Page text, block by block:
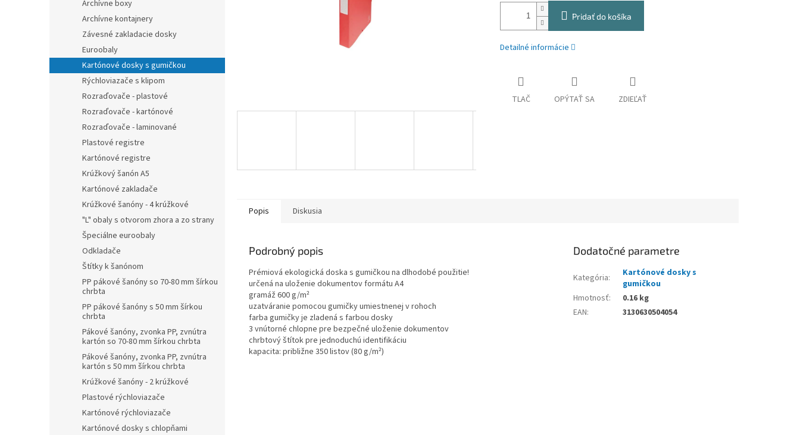
Archívne boxy
Archívne kontajnery
Závesné zakladacie dosky
Euroobaly
Kartónové dosky s gumičkou
Rýchloviazače s klipom
Rozraďovače - plastové
Rozraďovače - kartónové
Rozraďovače - laminované
Plastové registre
Kartónové registre
Krúžkový šanón A5
Kartónové zakladače
Krúžkové šanóny - 4 krúžkové
"L" obaly s otvorom zhora a zo strany
Špeciálne euroobaly
Odkladače
Štítky k šanónom
PP pákové šanóny so 70-80 mm šírkou
chrbta
PP pákové šanóny s 50 mm šírkou
chrbta
Pákové šanóny, zvonka PP, zvnútra
kartón so 70-80 mm šírkou chrbta
Pákové šanóny, zvonka PP, zvnútra
kartón s 50 mm šírkou chrbta
Krúžkové šanóny - 2 krúžkové
Plastové rýchloviazače
Kartónové rýchloviazače
Kartónové dosky s chlopňami
Pridať do košíka
Detailné informácie
TLAČ OPÝTAŤ SA ZDIEĽAŤ
Popis Diskusia
Podrobný popis
Prémiová ekologická doska s gumičkou na dlhodobé použitie!
určená na uloženie dokumentov formátu A4
gramáž 600 g/m²
uzatváranie pomocou gumičky umiestnenej v rohoch
farba gumičky je zladená s farbou dosky
3 vnútorné chlopne pre bezpečné uloženie dokumentov
chrbtový štítok pre jednoduchú identifikáciu
kapacita: približne 350 listov (80 g/m²)
Dodatočné parametre
Kategória:
Kartónové dosky s
gumičkou
Hmotnosť:
0.16 kg
EAN: 3130630504054